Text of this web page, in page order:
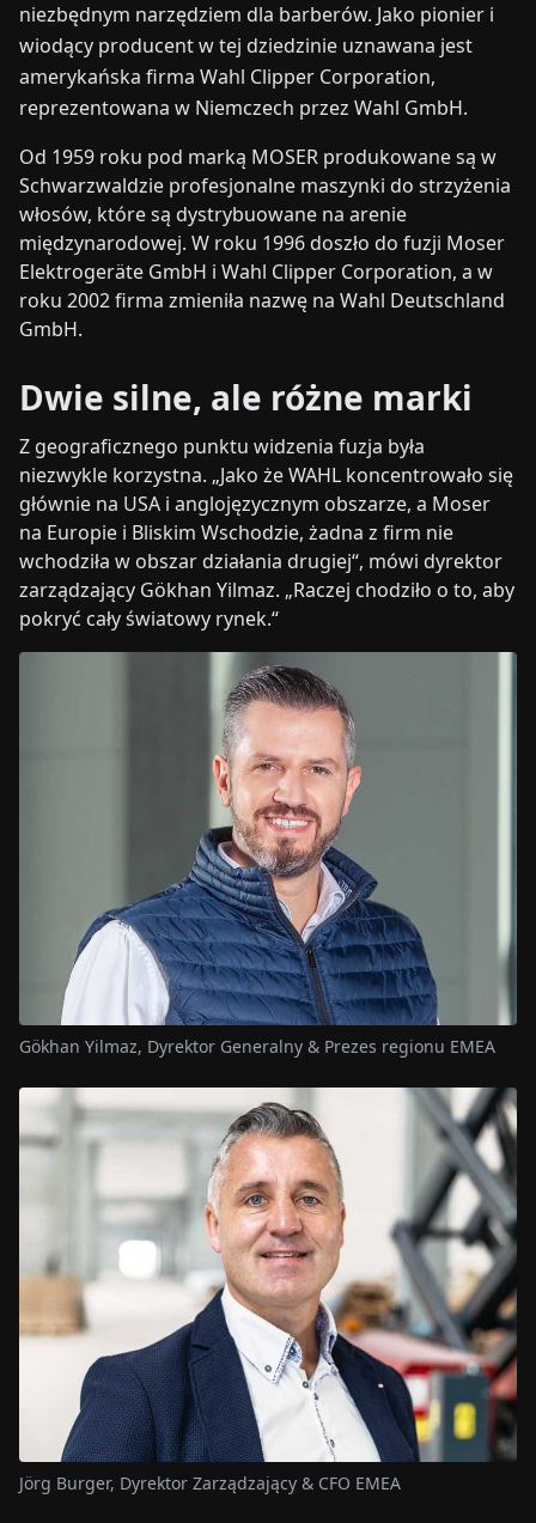
niezbędnym narzędziem dla barberów. Jako pionier i
wiodący producent w tej dziedzinie uznawana jest
amerykańska firma Wahl Clipper Corporation,
reprezentowana w Niemczech przez Wahl GmbH.
Od 1959 roku pod marką MOSER produkowane są w
Schwarzwaldzie profesjonalne maszynki do strzyżenia
włosów, które są dystrybuowane na arenie
międzynarodowej. W roku 1996 doszło do fuzji Moser
Elektrogeräte GmbH i Wahl Clipper Corporation, a w
roku 2002 firma zmieniła nazwę na Wahl Deutschland
GmbH.
Dwie silne, ale różne marki
Z geograficznego punktu widzenia fuzja była
niezwykle korzystna. „Jako że WAHL koncentrowało się
głównie na USA i anglojęzycznym obszarze, a Moser
na Europie i Bliskim Wschodzie, żadna z firm nie
wchodziła w obszar działania drugiej“, mówi dyrektor
zarządzający Gökhan Yilmaz. „Raczej chodziło o to, aby
pokryć cały światowy rynek.“
Gökhan Yilmaz, Dyrektor Generalny & Prezes regionu EMEA
Jörg Burger, Dyrektor Zarządzający & CFO EMEA